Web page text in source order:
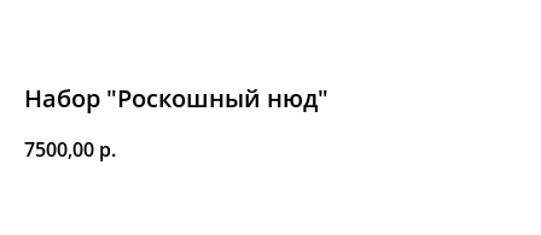
Набор "Роскошный нюд"
7500,00 р.